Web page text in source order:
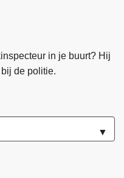
in je buurt? Hij
de politie.
▼